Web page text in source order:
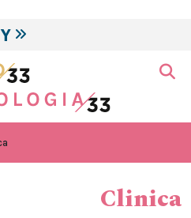
Clinica